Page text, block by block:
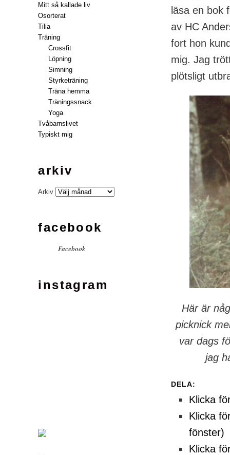
läsa en bok
av HC
fort hon
mig. Jag
plötsligt
Här är
picknick
var dags
jag
DELA:
Klicka
Klicka
fönster)
Klicka
Mitt så kallade liv
Osorterat
Tilia
Träning
Crossfit
Löpning
Simning
Styrketräning
Träna hemma
Träningssnack
Yoga
Tvåbarnslivet
Typiskt mig
arkiv
Arkiv
facebook
Facebook
instagram